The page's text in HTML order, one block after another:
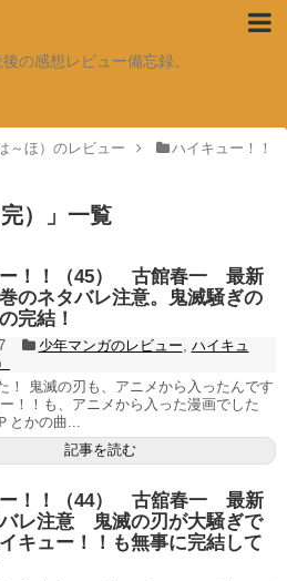
の感想レビュー備忘録。
～ほ）のレビュー
ハイキュー！！
） 」 一覧
ー！！（45） 古館春一 最新
のネタバレ注意。鬼滅騒ぎの
完結！
少年マンガのレビュー, ハイキュ
！ 鬼滅の刃も、アニメから入ったんです
！！も、アニメから入った漫画でした
とかの曲...
記事を読む
ー！！（44） 古舘春一 最新
レ注意 鬼滅の刃が大騒ぎで
キュー！！も無事に完結して